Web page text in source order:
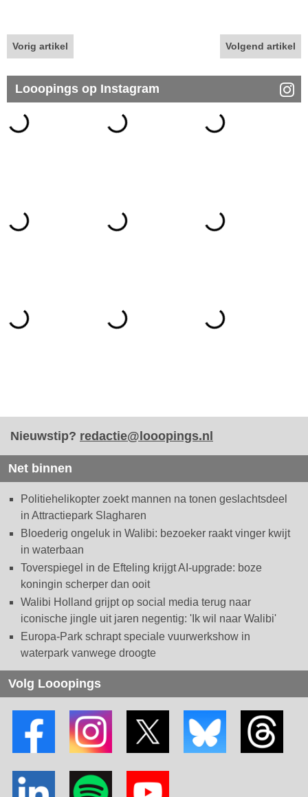
Vorig artikel Volgend artikel
Looopings op Instagram
Nieuwstip? redactie@looopings.nl
Net binnen
Politiehelikopter zoekt mannen na tonen geslachtsdeel
in Attractiepark Slagharen
Bloederig ongeluk in Walibi: bezoeker raakt vinger kwijt
in waterbaan
Toverspiegel in de Efteling krijgt AI-upgrade: boze
koningin scherper dan ooit
Walibi Holland grijpt op social media terug naar
iconische jingle uit jaren negentig: 'Ik wil naar Walibi'
Europa-Park schrapt speciale vuurwerkshow in
waterpark vanwege droogte
Volg Looopings